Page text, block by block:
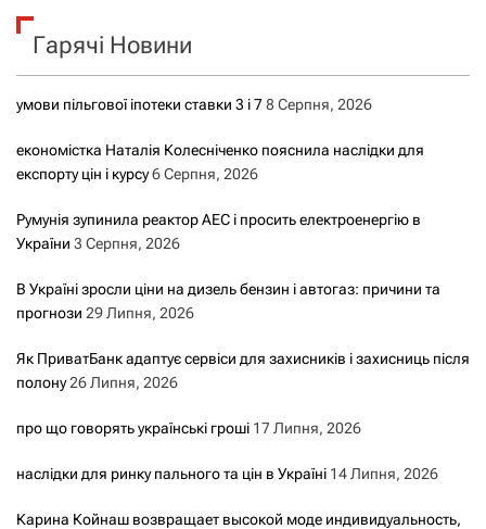
к
Гарячі Новини
умови пільгової іпотеки ставки 3 і 78 Серпня, 2026
економістка Наталія Колесніченко пояснила наслідки для
експорту цін і курсу6 Серпня, 2026
Румунія зупинила реактор АЕС і просить електроенергію в
України 3 Серпня, 2026
В Україні зросли ціни на дизель бензин і автогаз: причини та
прогнози 29 Липня, 2026
Як ПриватБанк адаптує сервіси для захисників і захисниць після
полону26 Липня, 2026
про що говорять українські гроші 17 Липня, 2026
наслідки для ринку пального та цін в Україні 14 Липня, 2026
Карина Койнаш возвращает высокой моде индивидуальность,